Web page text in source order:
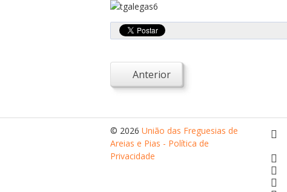
Anterior
© 2026 União das Freguesias de
Areias e Pias - Política de
Privacidade